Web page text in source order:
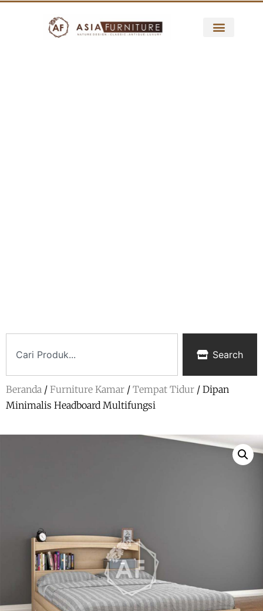
Search
Beranda / Furniture Kamar / Tempat Tidur / Dipan
Minimalis Headboard Multifungsi